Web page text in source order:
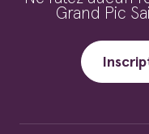
Grand Pic